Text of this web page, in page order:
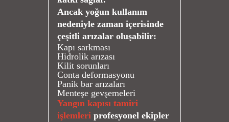
Ancak yoğun kullanım
nedeniyle zaman içerisinde
çeşitli arızalar oluşabilir:
Kapı sarkması
Hidrolik arızası
Kilit sorunları
Conta deformasyonu
Panik bar arızaları
Menteşe gevşemeleri
Yangın kapısı tamiri
işlemleri profesyonel ekipler